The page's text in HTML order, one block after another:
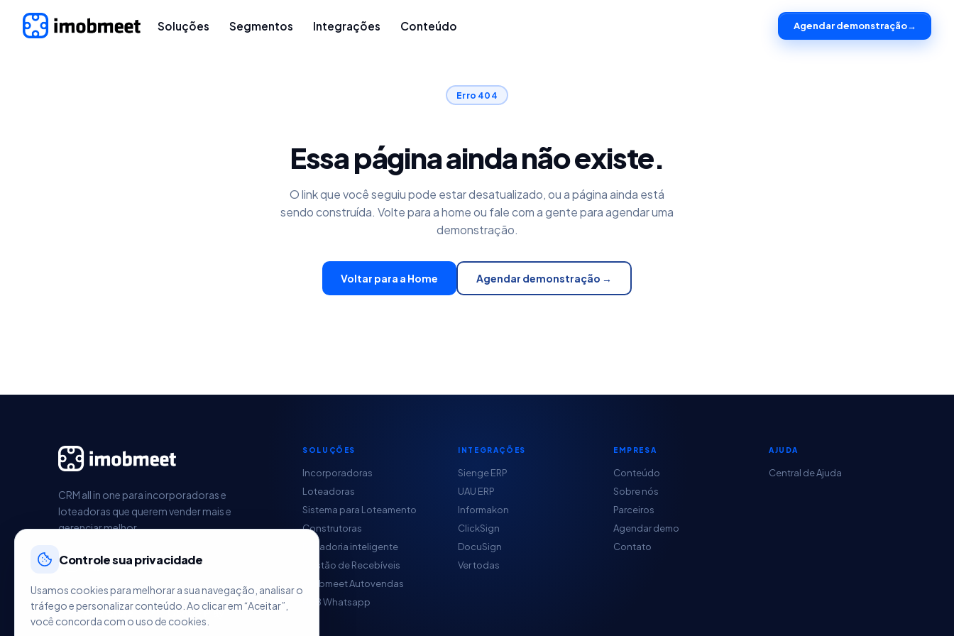
Soluções Segmentos Integrações Conteúdo Agendar demonstração→
Erro 404
Essa página ainda não existe.
O link que você seguiu pode estar desatualizado, ou a página ainda está
sendo construída. Volte para a home ou fale com a gente para agendar uma
demonstração.
Voltar para a Home Agendar demonstração →
CRM all in one para incorporadoras e
loteadoras que querem vender mais e
gerenciar melhor.
SOLUÇÕES
Incorporadoras
Loteadoras
Sistema para Loteamento
Construtoras
Pagadoria inteligente
Gestão de Recebíveis
Imobmeet Autovendas
HUB Whatsapp
INTEGRAÇÕES
Sienge ERP
UAU ERP
Informakon
ClickSign
DocuSign
Ver todas
EMPRESA
Conteúdo
Sobre nós
Parceiros
Agendar demo
Contato
AJUDA
Central de Ajuda
Controle sua privacidade
Usamos cookies para melhorar a sua navegação, analisar o
tráfego e personalizar conteúdo. Ao clicar em “Aceitar”,
você concorda com o uso de cookies.